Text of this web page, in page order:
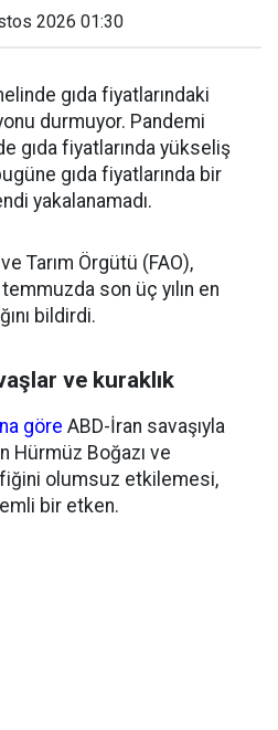
2026 01:30
gıda fiyatlarındaki
durmuyor. Pandemi
gıda fiyatlarında yükseliş
gıda fiyatlarında bir
yakalanamadı.
Tarım Örgütü (FAO),
son üç yılın en
bildirdi.
ve kuraklık
göre ABD-İran savaşıyla
Hürmüz Boğazı ve
olumsuz etkilemesi,
bir etken.